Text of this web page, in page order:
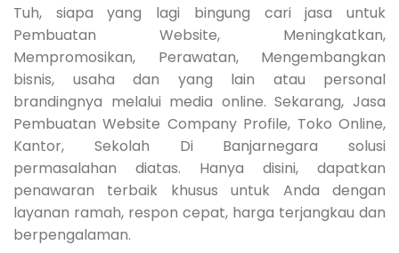
Tuh, siapa yang lagi bingung cari jasa untuk
Pembuatan Website, Meningkatkan,
Mempromosikan, Perawatan, Mengembangkan
bisnis, usaha dan yang lain atau personal
brandingnya melalui media online. Sekarang, Jasa
Pembuatan Website Company Profile, Toko Online,
Kantor, Sekolah Di Banjarnegara solusi
permasalahan diatas. Hanya disini, dapatkan
penawaran terbaik khusus untuk Anda dengan
layanan ramah, respon cepat, harga terjangkau dan
berpengalaman.